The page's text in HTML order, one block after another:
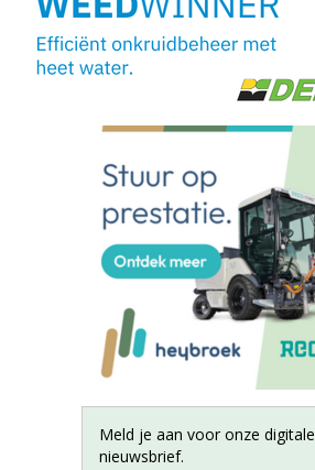
Meld je aan voor onze digitale
nieuwsbrief.